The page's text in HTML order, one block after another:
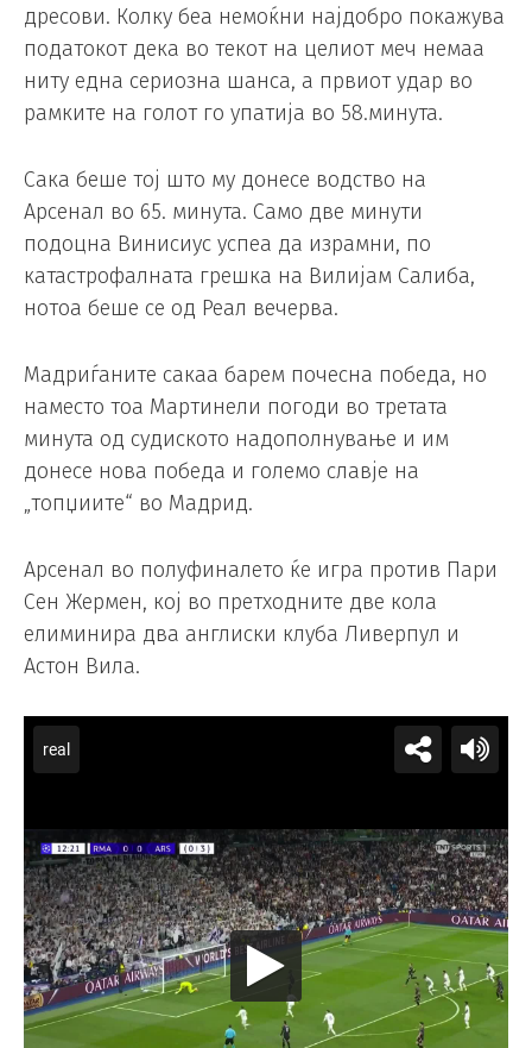
дресови. Колку беа немоќни најдобро покажува
податокот дека во текот на целиот меч немаа
ниту една сериозна шанса, а првиот удар во
рамките на голот го упатија во 58.минута.
Сака беше тој што му донесе водство на
Арсенал во 65. минута. Само две минути
подоцна Винисиус успеа да израмни, по
катастрофалната грешка на Вилијам Салиба,
нотоа беше се од Реал вечерва.
Мадриѓаните сакаа барем почесна победа, но
наместо тоа Мартинели погоди во третата
минута од судиското надополнување и им
донесе нова победа и големо славје на
„топџиите“ во Мадрид.
Арсенал во полуфиналето ќе игра против Пари
Сен Жермен, кој во претходните две кола
елиминира два англиски клуба Ливерпул и
Астон Вила.